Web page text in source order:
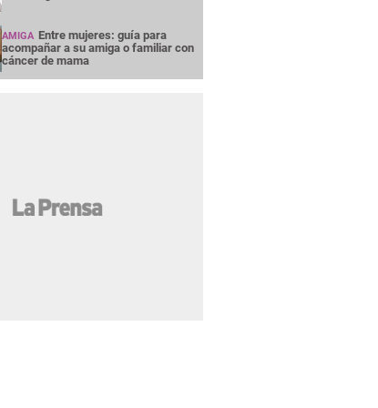
AMIGA Entre mujeres: guía para
acompañar a su amiga o familiar con
cáncer de mama